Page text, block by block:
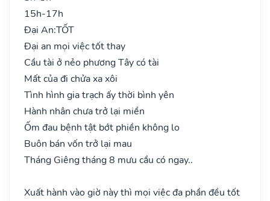
15h-17h
Đại An:TỐT
Đại an mọi việc tốt thay
Cầu tài ở nẻo phương Tây có tài
Mất của đi chửa xa xôi
Tình hình gia trạch ấy thời bình yên
Hành nhân chưa trở lại miền
Ốm đau bệnh tật bớt phiền không lo
Buôn bán vốn trở lại mau
Tháng Giêng tháng 8 mưu cầu có ngay..
Xuất hành vào giờ này thì mọi việc đa phần đều tốt